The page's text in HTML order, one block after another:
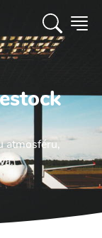
atmosféru,